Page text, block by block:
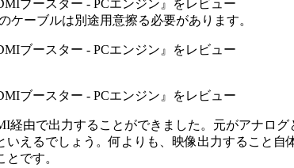
ーブルは別途用意擦る必要があります。
由で出力することができました。元がアナロ
えるでしょう。何よりも、映像出力すること自
です。